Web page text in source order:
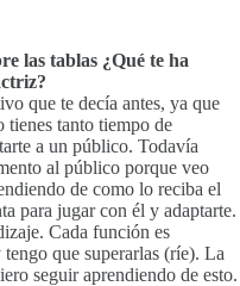
las tablas ¿Qué te ha
que te decía antes, ya que
tienes tanto tiempo de
a un público. Todavía
al público porque veo
de como lo reciba el
para jugar con él y adaptarte.
Cada función es
que superarlas (ríe). La
seguir aprendiendo de esto.